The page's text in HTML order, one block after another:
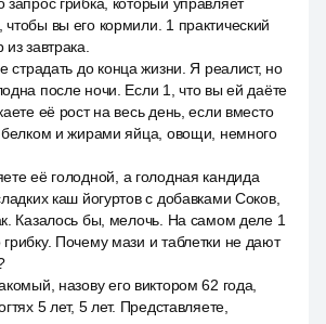
вы его кормили. 1 практический
завтрака.
страдать до конца жизни. Я реалист, но
после ночи. Если 1, что вы ей даёте
её рост на весь день, если вместо
белком и жирами яйца, овощи, немного
её голодной, а голодная кандида
каш йогуртов с добавками Соков,
Казалось бы, мелочь. На самом деле 1
Почему мази и таблетки не дают
назову его виктором 62 года,
5 лет, 5 лет. Представляете,